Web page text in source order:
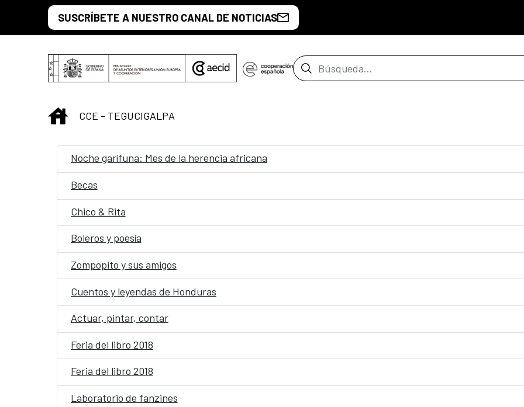
Saltar al contenido principal
SUSCRÍBETE A NUESTRO CANAL DE NOTICIAS
Barra de búsqueda
INICIO
CCE - TEGUCIGALPA
Noche garífuna: Mes de la herencia africana
Becas
Chico & Rita
Boleros y poesía
Zompopito y sus amigos
Cuentos y leyendas de Honduras
Actuar, pintar, contar
Feria del libro 2018
Feria del libro 2018
Laboratorio de fanzines